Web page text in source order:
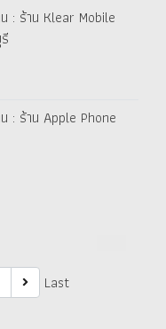
: ร้าน Klear Mobile
: ร้าน Apple Phone
Last